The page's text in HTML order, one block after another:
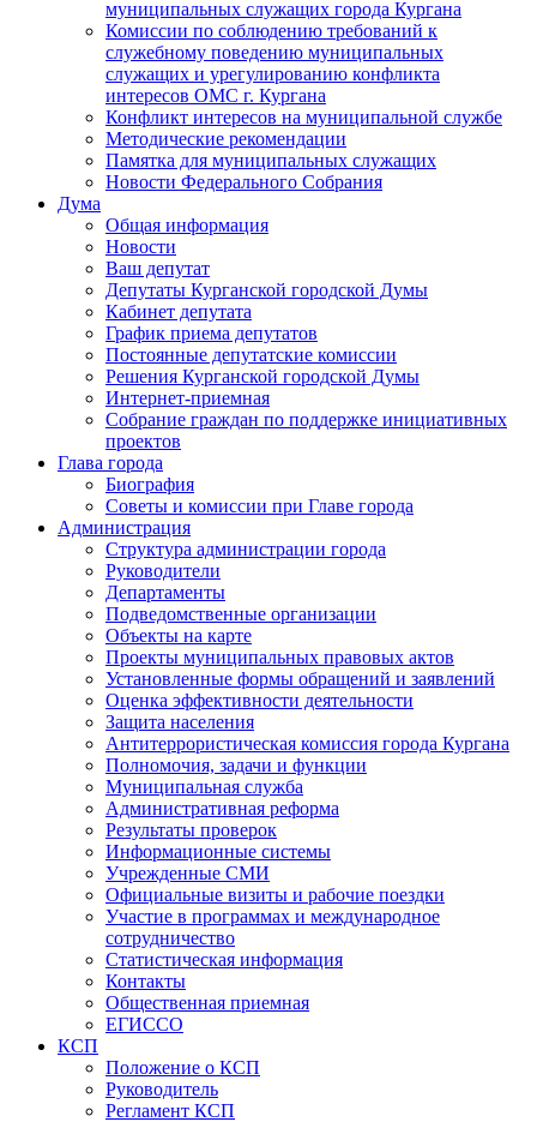
муниципальных служащих города Кургана
Комиссии по соблюдению требований к
служебному поведению муниципальных
служащих и урегулированию конфликта
интересов ОМС г. Кургана
Конфликт интересов на муниципальной службе
Методические рекомендации
Памятка для муниципальных служащих
Новости Федерального Cобрания
Дума
Общая информация
Новости
Ваш депутат
Депутаты Курганской городской Думы
Кабинет депутата
График приема депутатов
Постоянные депутатские комиссии
Решения Курганской городской Думы
Интернет-приемная
Собрание граждан по поддержке инициативных
проектов
Глава города
Биография
Советы и комиссии при Главе города
Администрация
Структура администрации города
Руководители
Департаменты
Подведомственные организации
Объекты на карте
Проекты муниципальных правовых актов
Установленные формы обращений и заявлений
Оценка эффективности деятельности
Защита населения
Антитеррористическая комиссия города Кургана
Полномочия, задачи и функции
Муниципальная служба
Административная реформа
Результаты проверок
Информационные системы
Учрежденные СМИ
Официальные визиты и рабочие поездки
Участие в программах и международное
сотрудничество
Статистическая информация
Контакты
Общественная приемная
ЕГИССО
КСП
Положение о КСП
Руководитель
Регламент КСП